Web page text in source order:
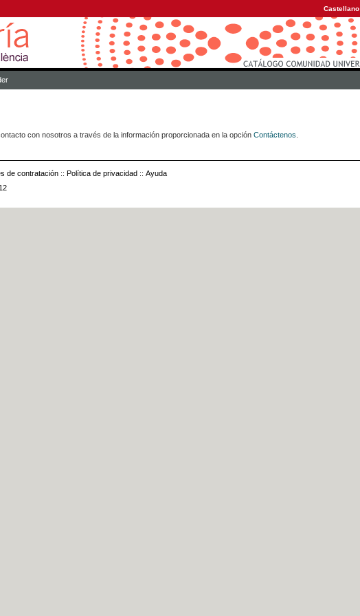
Castellano
con nosotros a través de la información proporcionada en la opción Contáctenos
de contratación :: Política de privacidad :: Ayuda